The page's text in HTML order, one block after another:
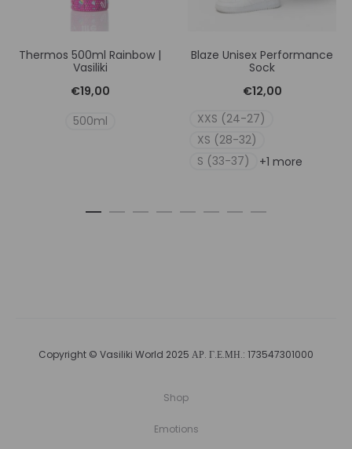
Thermos 500ml Rainbow |
Vasiliki
€19,00
500ml
Blaze Unisex Performance
Sock
€12,00
XXS (24-27)
XS (28-32)
S (33-37)
+1 more
Copyright © Vasiliki World 2025 ΑΡ. Γ.Ε.ΜΗ.: 173547301000
Shop
Emotions